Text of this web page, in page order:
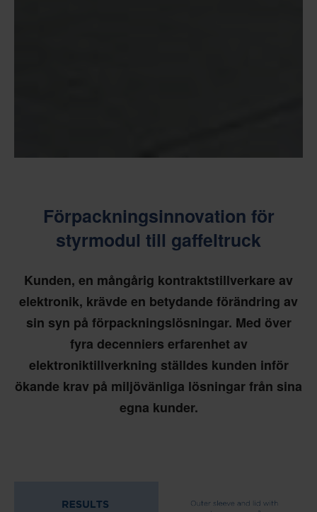
Förpackningsinnovation för
styrmodul till gaffeltruck
Kunden, en mångårig kontraktstillverkare av
elektronik, krävde en betydande förändring av
sin syn på förpackningslösningar. Med över
fyra decenniers erfarenhet av
elektroniktillverkning ställdes kunden inför
ökande krav på miljövänliga lösningar från sina
egna kunder.